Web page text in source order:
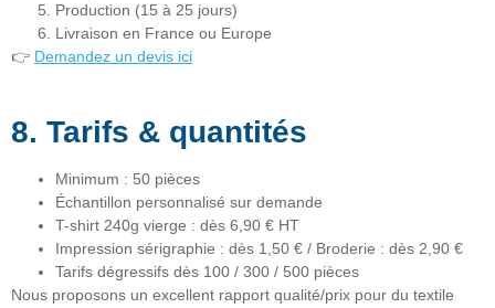
Production (15 à 25 jours)
Livraison en France ou Europe
👉 Demandez un devis ici
8. Tarifs & quantités
Minimum : 50 pièces
Échantillon personnalisé sur demande
T-shirt 240g vierge : dès 6,90 € HT
Impression sérigraphie : dès 1,50 € / Broderie : dès 2,90 €
Tarifs dégressifs dès 100 / 300 / 500 pièces
Nous proposons un excellent rapport qualité/prix pour du textile